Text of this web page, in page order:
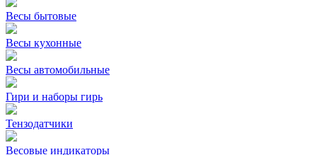
Весы бытовые
Весы кухонные
Весы автомобильные
Гири и наборы гирь
Тензодатчики
Весовые индикаторы